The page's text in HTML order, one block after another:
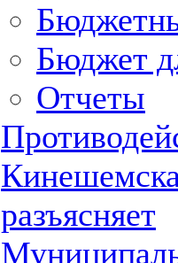
Бюджет
Отчеты
разъясняет